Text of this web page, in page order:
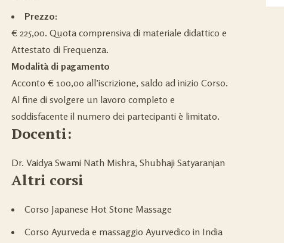
Prezzo:
€ 225,00. Quota comprensiva di materiale didattico e
Attestato di Frequenza.
Modalità di pagamento
Acconto € 100,00 all’iscrizione, saldo ad inizio Corso.
Al fine di svolgere un lavoro completo e
soddisfacente il numero dei partecipanti è limitato.
Docenti:
Dr. Vaidya Swami Nath Mishra, Shubhaji Satyaranjan
Altri corsi
Corso Japanese Hot Stone Massage
Corso Ayurveda e massaggio Ayurvedico in India